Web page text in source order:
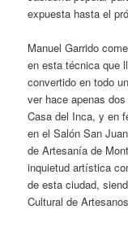
expuesta hasta el
Manuel Garrido
en esta técnica que
convertido en todo
ver hace apenas
Casa del Inca, y en
en el Salón San
de Artesanía de
inquietud artística
de esta ciudad,
Cultural de